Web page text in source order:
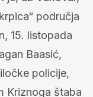
područja
15. listopada
Baasić,
policije,
Kriznoga štaba